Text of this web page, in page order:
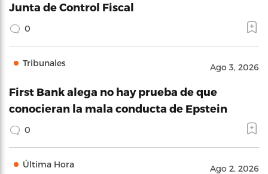
Junta de Control Fiscal
0
Tribunales Ago 3, 2026
First Bank alega no hay prueba de que
conocieran la mala conducta de Epstein
0
Última Hora Ago 2, 2026